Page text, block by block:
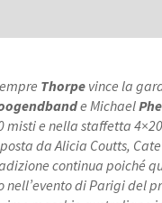
Thorpe vince la
e Michael
misti e nella staffetta
da Alicia Coutts,
continua poiché
nell’evento di Parigi del